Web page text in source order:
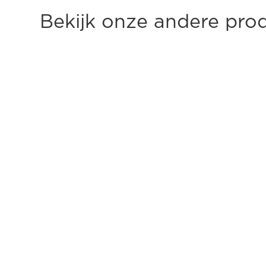
Bekijk onze andere